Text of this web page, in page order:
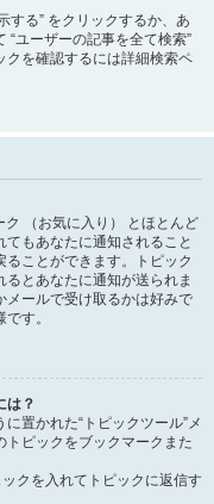
する” をクリックするか、あ
“ユーザーの記事を全て検索”
クを確認するには詳細検索ペ
（お気に入り） とほとんど
もあなたに通知されること
ことができます。トピック
とあなたに通知が送られま
メールで受け取るかは好みで
す。
は？
置かれた“トピックツール”メ
トピックをブックマークまた
クを入れてトピックに返信す